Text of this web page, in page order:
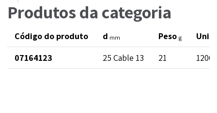
Produtos da categoria
Código do produto d mm Peso g
07164123
25 Cable 13 21 1200